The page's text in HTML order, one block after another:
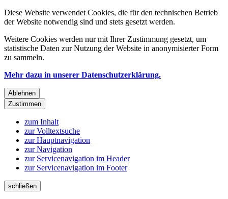
Diese Website verwendet Cookies, die für den technischen Betrieb
der Website notwendig sind und stets gesetzt werden.
Weitere Cookies werden nur mit Ihrer Zustimmung gesetzt, um
statistische Daten zur Nutzung der Website in anonymisierter Form
zu sammeln.
Mehr dazu in unserer Datenschutzerklärung.
Ablehnen
Zustimmen
zum Inhalt
zur Volltextsuche
zur Hauptnavigation
zur Navigation
zur Servicenavigation im Header
zur Servicenavigation im Footer
schließen